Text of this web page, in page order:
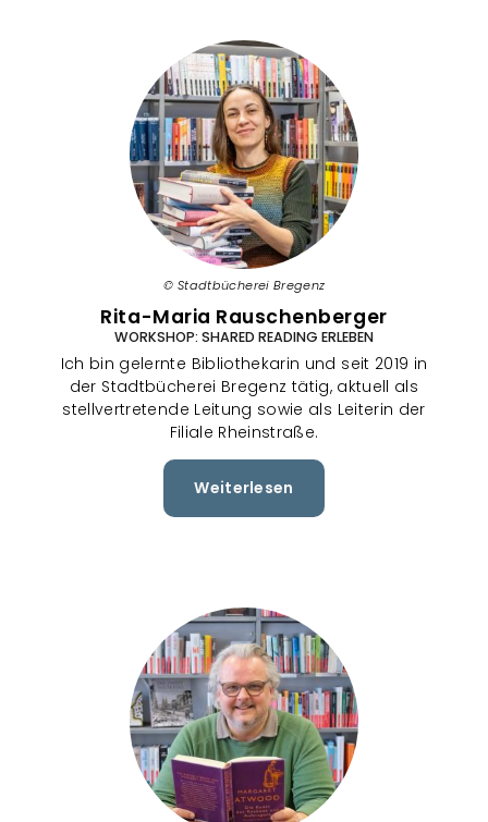
Stadtbücherei Bregenz
Rita-Maria Rauschenberger
WORKSHOP: SHARED READING ERLEBEN
Ich bin gelernte Bibliothekarin und seit 2019 in
der Stadtbücherei Bregenz tätig, aktuell als
stellvertretende Leitung sowie als Leiterin der
Filiale Rheinstraße.
Weiterlesen
Rita-